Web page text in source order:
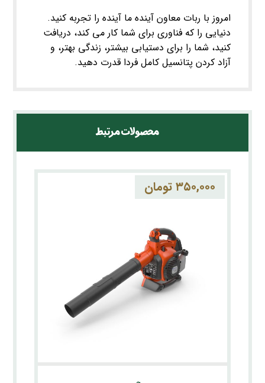
امروز با ربات معاون آینده ما آینده را تجربه کنید.
دنیایی را که فناوری برای شما کار می کند، دریافت
کنید، شما را برای دستیابی بیشتر، زندگی بهتر، و
آزاد کردن پتانسیل کامل فردا قدرت دهید.
محصولات مرتبط
۳۵۰,۰۰۰ تومان